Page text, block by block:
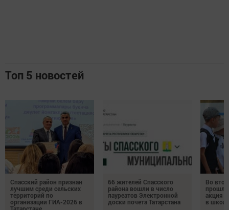
Топ 5 новостей
Спасский район признан
лучшим среди сельских
территорий по
организации ГИА-2026 в
66 жителей Спасского
района вошли в число
лауреатов Электронной
доски почета Татарстана
Во
прошла
акция
в